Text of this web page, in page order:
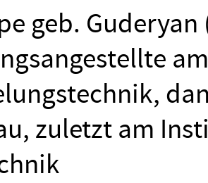
geb. Guderyan
zuletzt am